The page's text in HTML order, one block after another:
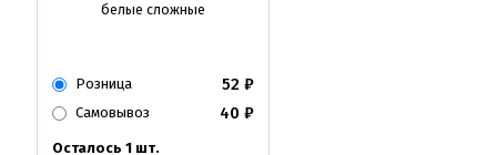
белые сложные
Розница 52 ₽
Самовывоз 40 ₽
Осталось 1 шт.